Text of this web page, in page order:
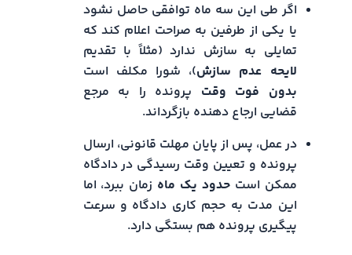
اگر طی این سه ماه توافقی حاصل نشود
یا یکی از طرفین به صراحت اعلام کند که
تمایلی به سازش ندارد (مثلاً با تقدیم
لایحه عدم سازش)، شورا مکلف است
بدون فوت وقت پرونده را به مرجع
قضایی ارجاع دهنده بازگرداند.
در عمل، پس از پایان مهلت قانونی، ارسال
پرونده و تعیین وقت رسیدگی در دادگاه
ممکن استحدود یک ماه زمان ببرد، اما
این مدت به حجم کاری دادگاه و سرعت
پیگیری پرونده هم بستگی دارد.